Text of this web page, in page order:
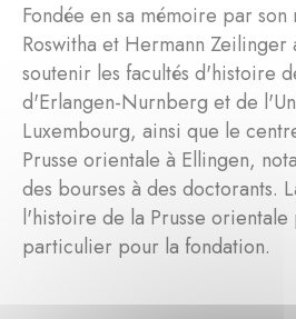
Fondée en sa mémoire par
Roswitha et Hermann
soutenir les facultés d'histoire
d'Erlangen-Nurnberg et de
Luxembourg, ainsi que le
Prusse orientale à Ellingen,
des bourses à des doctorants.
l'histoire de la Prusse
particulier pour la fondation.